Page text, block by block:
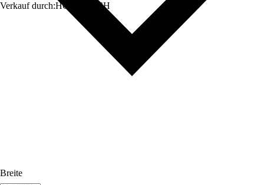
Verkauf durch:HORNBACH
Breite